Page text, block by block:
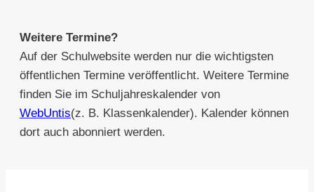
Weitere Termine?
Auf der Schulwebsite werden nur die wichtigsten
öffentlichen Termine veröffentlicht. Weitere Termine
finden Sie im Schuljahreskalender von
WebUntis(z. B. Klassenkalender). Kalender können
dort auch abonniert werden.